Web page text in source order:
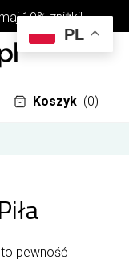
10% zniżki!
Koszyk (0)
to pewność
PL